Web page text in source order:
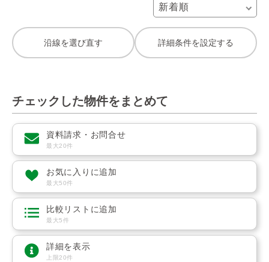
沿線を選び直す 詳細条件を設定する
チェックした物件をまとめて
資料請求・お問合せ
最大20件
お気に入りに追加
最大50件
比較リストに追加
最大5件
詳細を表示
上限20件